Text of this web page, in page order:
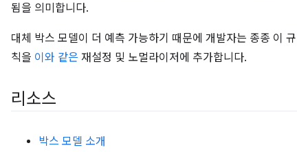
됨을 의미합니다.
대체 박스 모델이 더 예측 가능하기 때문에 개발자는 종종 이 규
칙을 이와 같은 재설정 및 노멀라이저에 추가합니다.
리소스
박스 모델 소개